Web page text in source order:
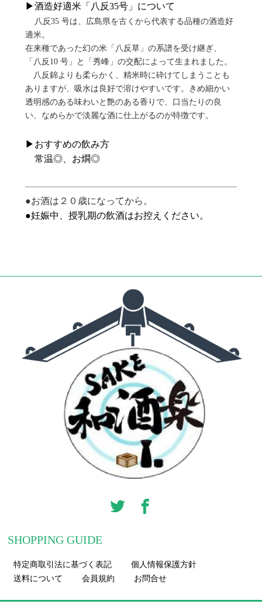
▶酒造好適米「八反35号」について
八反35 号は、広島県を古くから代表する品種の酒造好
適米。
在来種であった幻の米「八反草」の系譜を受け継ぎ、
「八反10 号」と「秀峰」の交配によって生まれました。
八反錦よりも柔らかく、精米時に砕けてしまうことも
ありますが、吸水は良好で溶けやすいです。きめ細かい
透明感のある味わいと艶のある香りで、口当たりの良
い、なめらかで淡麗な酒に仕上がるのが特徴です。
▶おすすめの飲み方
常温◎、お燗◎
●お酒は２０歳になってから。
●妊娠中、授乳期の飲酒はお控えください。
SHOPPING GUIDE
特定商取引法に基づく表記
個人情報保護方針
送料について
会員規約 お問合せ